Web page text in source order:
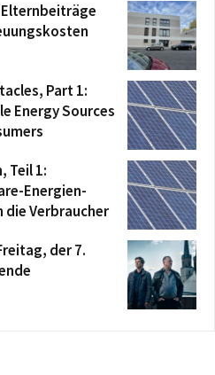
Part 1:
Energy Sources
Teil 1:
Energien-
die Verbraucher
der 7.